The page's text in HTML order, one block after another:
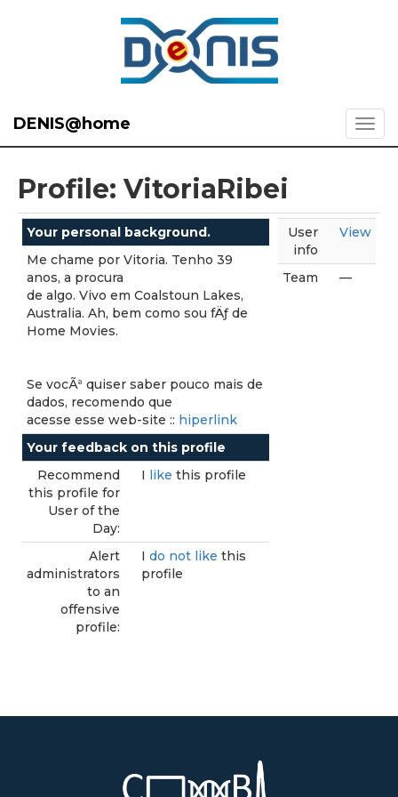
DENIS@home
Profile: VitoriaRibei
Your personal background.
Me chame por Vitoria. Tenho 39
anos, a procura
de algo. Vivo em Coalstoun Lakes,
Australia. Ah, bem como sou fÄƒ de
Home Movies.
Se vocÃª quiser saber pouco mais de
dados, recomendo que
acesse esse web-site :: hiperlink
Your feedback on this profile
Recommend
this profile for
User of the
Day:
I like this profile
Alert
administrators
to an
offensive
profile:
I do not like this
profile
User
info
View
Team —